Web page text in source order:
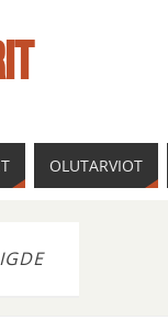
OLUTARVIOT